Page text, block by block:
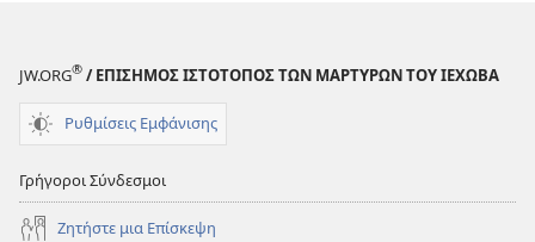
JW.ORG® / ΕΠΙΣΗΜΟΣ ΙΣΤΟΤΟΠΟΣ ΤΩΝ ΜΑΡΤΥΡΩΝ ΤΟΥ ΙΕΧΩΒΑ
Ρυθμίσεις Εμφάνισης
Γρήγοροι Σύνδεσμοι
Ζητήστε μια Επίσκεψη